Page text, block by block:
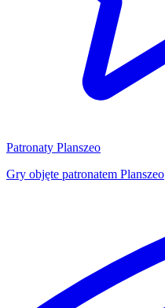
Patronaty Planszeo
Gry objęte patronatem Planszeo